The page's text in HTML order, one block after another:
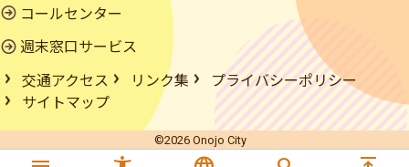
コールセンター
週末窓口サービス
交通アクセス
リンク集
プライバシーポリシー
サイトマップ
©2026 Onojo City